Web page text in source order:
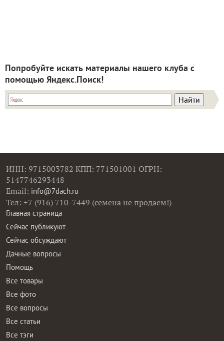
Попробуйте искать материалы нашего клуба с
помощью Яндекс.Поиск!
ИНН: 9715003782 КПП: 771501001 ОГРН:
5147746293448
Email: info@7dach.ru
Тел: +7 (916) 710-7449 (семена не продаем!)
Главная страница
Сейчас публикуют
Сейчас обсуждают
Дачные вопросы
Помощь
Все товары
Все фото
Все вопросы
Все статьи
Все тэги